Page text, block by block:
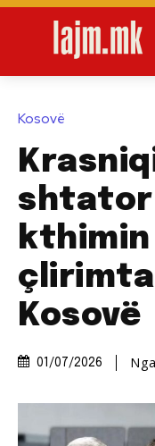
Kosovë
shtator
kthimin
Kosovë
01/07/2026 Nga